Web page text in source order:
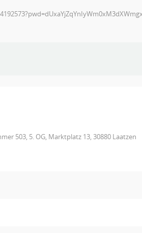
503, 5. OG, Marktplatz 13, 30880 Laatzen